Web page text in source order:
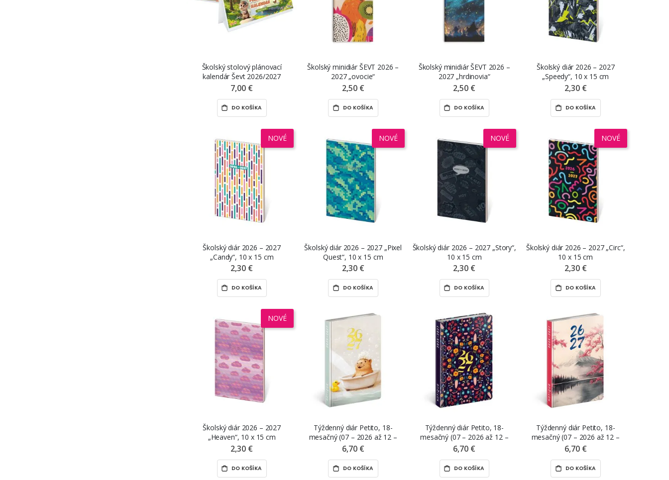
Školský stolový plánovací
kalendár Ševt 2026/2027
7,00 €
DO KOŠÍKA
Školský minidiár ŠEVT 2026 –
2027 „ovocie“
2,50 €
DO KOŠÍKA
Školský minidiár ŠEVT 2026 –
2027 „hrdinovia“
2,50 €
DO KOŠÍKA
Školský diár 2026 – 2027
„Speedy“, 10 x 15 cm
2,30 €
DO KOŠÍKA
NOVÉ
Školský diár 2026 – 2027
„Candy“, 10 x 15 cm
2,30 €
DO KOŠÍKA
NOVÉ
Školský diár 2026 – 2027 „Pixel
Quest“, 10 x 15 cm
2,30 €
DO KOŠÍKA
NOVÉ
Školský diár 2026 – 2027 „Story“,
10 x 15 cm
2,30 €
DO KOŠÍKA
NOVÉ
Školský diár 2026 – 2027 „Circ“,
10 x 15 cm
2,30 €
DO KOŠÍKA
NOVÉ
Školský diár 2026 – 2027
„Heaven“, 10 x 15 cm
2,30 €
DO KOŠÍKA
Týždenný diár Petito, 18-
mesačný (07 – 2026 až 12 –
2027), „Kapybara“, 11 x 16 cm
6,70 €
DO KOŠÍKA
Týždenný diár Petito, 18-
mesačný (07 – 2026 až 12 –
2027), „Flóra“, 11 x 16 cm
6,70 €
DO KOŠÍKA
Týždenný diár Petito, 18-
mesačný (07 – 2026 až 12 –
2027), „Japonsko“, 11 x 16 cm
6,70 €
DO KOŠÍKA